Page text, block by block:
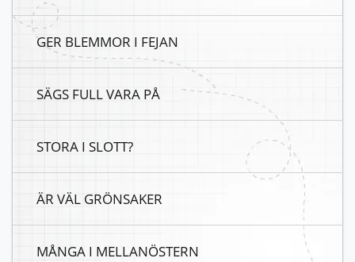
GER BLEMMOR I FEJAN
SÄGS FULL VARA PÅ
STORA I SLOTT?
ÄR VÄL GRÖNSAKER
MÅNGA I MELLANÖSTERN